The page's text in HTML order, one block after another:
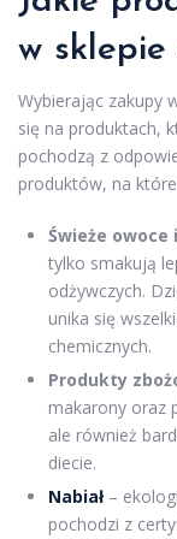
w sklepie
Wybierając zakupy
się na produktach,
pochodzą z
produktów, na
Świeże owoce
tylko smakują
odżywczych.
unika się
chemicznych.
Produkty
makarony oraz
ale również
diecie.
Nabiał–
pochodzi z